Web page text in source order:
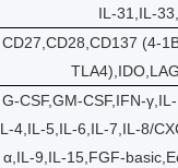
IL-31,IL-
CD27,CD28,CD137 (4-
G-CSF,GM-CSF,IFN-
L-4,IL-5,IL-6,IL-7,IL-8/
α,IL-9,IL-15,FGF-